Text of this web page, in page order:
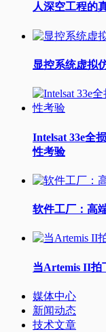
人深空工程的
显控系统虚拟
Intelsat 33e全
性考验
软件工厂：高
当Artemis II拍
媒体中心
新闻动态
技术文章